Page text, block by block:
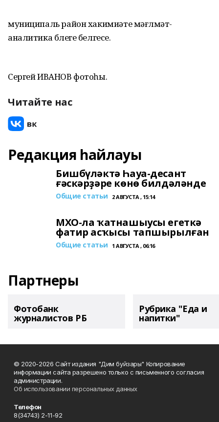
муниципаль район хакимиәте мәғлүмәт-
аналитика бүлеге белгесе.
Сергей ИВАНОВ фотоһы.
Читайте нас
Редакция һайлауы
Бишбүләктә Һауа-десант
ғәскәрҙәре көнө билдәләнде
Общие статьи 2 АВГУСТА , 15:14
МХО-ла ҡатнашыусы егеткә
фатир асҡысы тапшырылған
Общие статьи 1 АВГУСТА , 06:16
Партнеры
Фотобанк
журналистов РБ
Рубрика "Еда и
напитки"
© 2020-2026 Сайт издания "Дим буйзары" Копирование
информации сайта разрешено только с письменного согласия
администрации.
Об использовании персональных данных
Телефон
8(34743) 2-11-92